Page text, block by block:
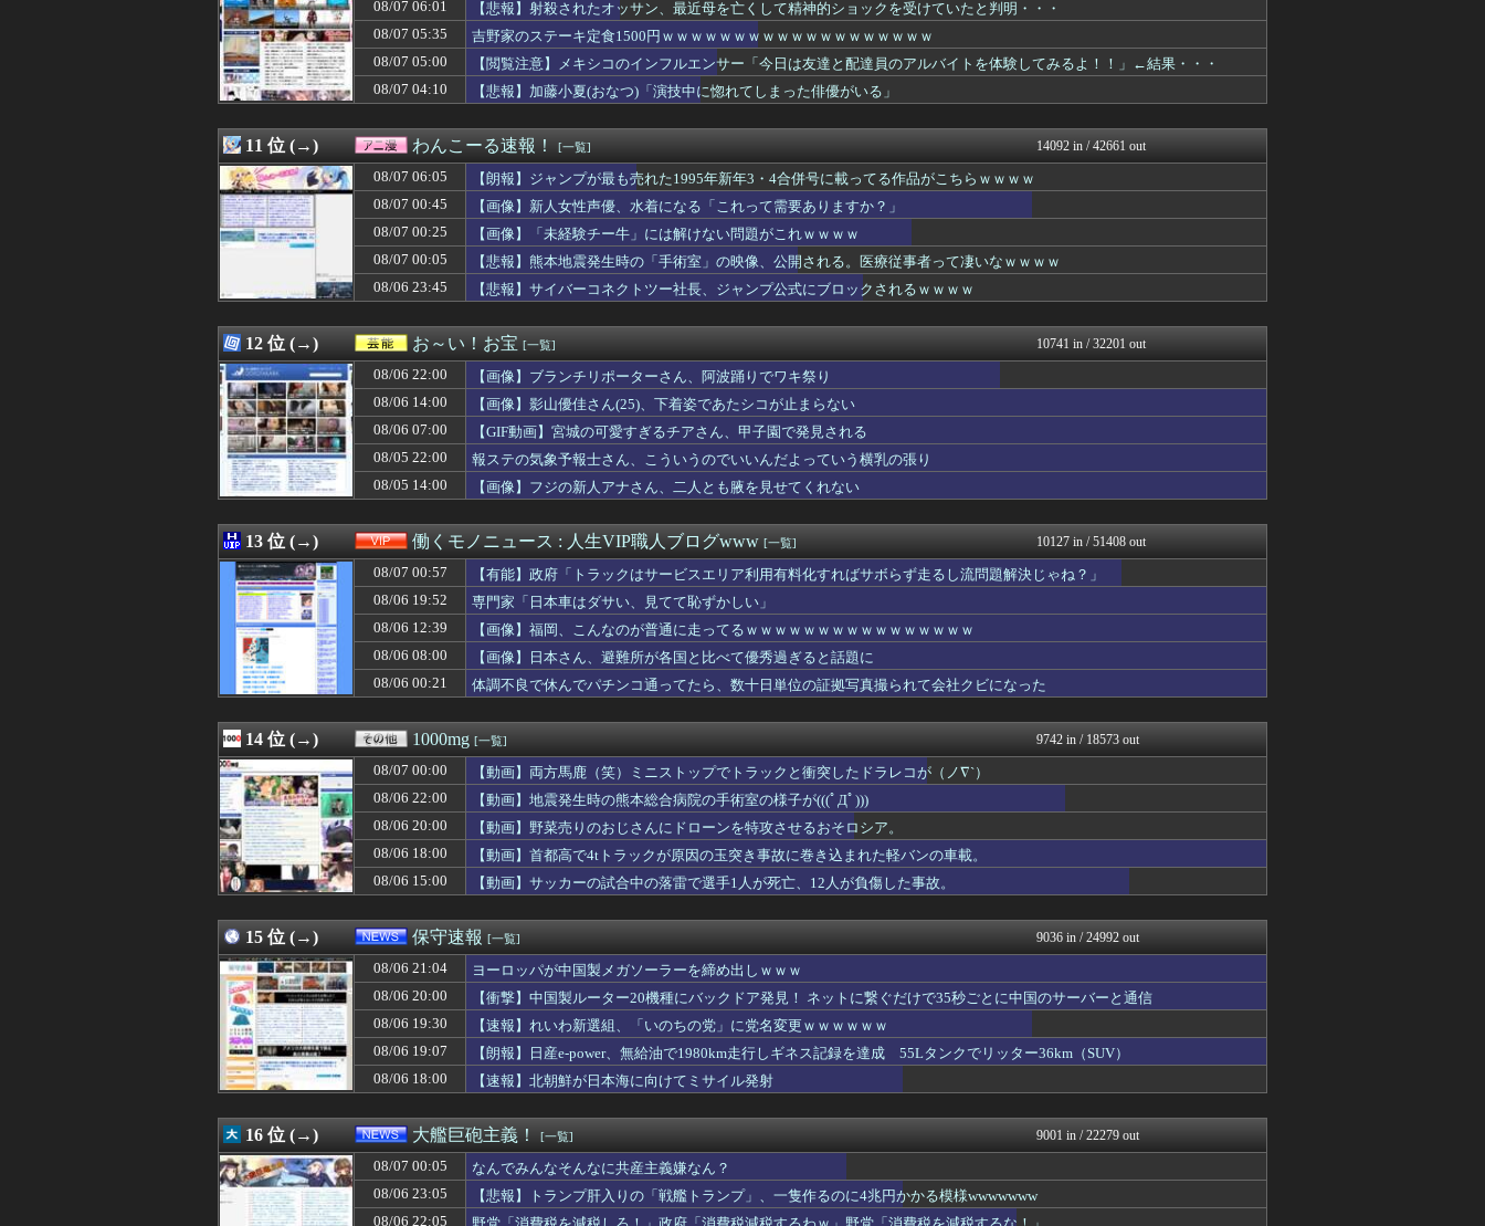
08/07 05:00
【悲報】男性の産後うつ、社会問題にwwwwwwwwwwwwwwwwww
キニ速
08/07 05:00
意識高い系「インドに５年住んだら人生観かわる」←これｗｗｗ
08/07 05:00
【電池】リチウムイオンの移動速度が最大1万倍に？次世代全固体電池の設計指針を変...
常識的に考えた
08/07 05:00
【ラブライブ！】【画像】桜小路きな子ちゃんの尻【Liella!】
コンテンツ・声優 | ラブ...
08/07 05:00
【福岡】3年間で2億6500万円 福岡県議会「海外視察費」公表
みそパンNEWS
08/07 05:00
韓国人「雨の中のカーチェイスの末、捕まえてみたら…泥酔状態の飲酒運転だった」
韓国ニュース反応まとめ
08/07 05:00
【がん原因】1位は感染症16.6%！喫煙・飲酒より多い衝撃の真実
モッコスヌ〜ン
08/07 04:55
「投資不適格になりつつある」ブルームバーグが突き付けた韓国金融市場の崖っぷち ...
国難にあってもの申す！！
08/07 04:50
【困惑】彼氏との結婚が突然白紙に！？理由が高校時代の『アレ』だったｗｗｗｗ
08/07 04:50
【公開処刑】姉、規格外の恵体を晒してしまうｗｗｗｗ 【Pickup060720...
アルファルファモザイク＠ネ...
08/07 04:45
「Linuxで十分じゃね…？」世界が気付き始める Linuxの市場シェアが初め...
「Linuxで十分じゃね…？」世界が気付き始める Linuxの市場シェアが初め...
VIPワイドガイド
20年振りに10円ガム食べた結果ｗｗｗｗｗｗｗｗｗｗｗｗｗｗｗｗ
08/07 04:41
タブレットのバッテリーが膨らんで画面が剥がれてきたんやが
理想ちゃんねる
08/07 04:39
「マスコミの立ち位置の勘違いっぷりがすごい」と報ステ大越キャスターの台詞に視聴...
U-1 NEWS.
08/07 04:39
【画像】二瓶有加さんお胸が過ぎるｗｗｗｗｗｗｗ
うしみつ-5chまとめ-
08/07 04:33
妻「今日そうめんでいい？」 夫「いいよー」 妻「"で"いい……？」ﾋﾟｸｯ
08/07 04:30
◆悲報◆韓国警察、大韓サッカー協会を家宅捜索 代表監督選考巡り
08/07 04:30
【悲痛】体デカいのに全然動かない嫁…おれの我慢が限界に達した理由ｗｗｗｗ
気団まとめ-噫無情-｜嫁・...
08/07 04:25
【悲報】ソープでイッた後に嬢の耳元で「好き」って囁く瞬間ｗｗｗｗｗｗｗｗwww...
バズッター速報
08/07 04:22
女とサシ飲み行ってワイが全額払ったら「今度は私が払うから！」って
08/07 04:19
青春時代を思い出すコスメ
08/07 04:19
【画像】松本人志さん、大勢の若いファンに囲まれてご満悦wwwwwwwwwwww...
芸能人の気になる噂
08/07 04:19
カープ、最下位転落も3位が射程圏内。新井監督「特別な日の試合だったので負けて悔...
芸能人の気になる噂
08/07 04:18
綾瀬はるかの丸出し上半身ヤバすぎだってwwwwwww
芸能人の気になる噂
08/07 04:15
ぼく「妹がぼくの子供を妊娠したんだ…」父「！？実は俺と母さんも兄妹なんだ」ぼく...
まとめCUP
08/07 04:12
【悲報】立川志らく、ガチでブチギレてしまう！！！！！！
08/07 04:10
パリ・サンジェルマンが狙うGK鈴木彩艶。3300万ユーロ（約59億7000万円...
Samurai GOAL
08/07 04:10
【画像】NHKに出た仙台育英の野球部JKマネージャー、ガチで可愛いぞ
まとめ芸能＠美女画像まとめ...
08/07 04:10
【悲報】加藤小夏(おなつ)「演技中に惚れてしまった俳優がいる」
08/07 04:10
【悲報】妻の浮気、うつ病になった俺と子供に迫る危機…その理由がコレｗｗｗ
気団まとめ-噫無情-｜嫁・...
08/07 04:09
【福岡】西鉄、天神駅と薬院駅の駅構内で不審な音声（下ネタ）が流れる 第三者が不...
コノユビニュース｜みんなの...
08/07 04:05
【画像】オタク「実際にプレイしたらわかるけどライザは友達って感じで性的な目では...
げぇ速
08/07 04:05
【画像】ボスJK、撮られるｗｗｗｗｗｗｗｗｗｗ
不思議.net - 5ch...
08/07 04:05
ケガが多かったプロ野球選手※多村仁志禁止
ツバメ速報＠ヤクルトスワロ...
08/07 04:05
【衝撃】きゃりーぱみゅぱみゅ 本名をさらりと告白
08/07 04:05
取り放題でてんこ盛りにしてるのはまあ見かけるが持ち帰りはなしでしょう、、、
08/07 04:05
フラれるじゃなく、フる側の曲
がーるずレポート - ガー...
08/07 04:05
【画像】エチビデ女優さん、番組の企画でハッスルしすぎてしまうｗｗｗｗｗｗ
女子アナお宝画像速報－5c...
08/07 04:03
【画像】森香澄さんのJK姿😍ｗｗ😍ｗ😍ｗｗｗ😍ｗｗｗｗｗｗ
08/07 04:03
【画像】元・小倉優香さん、水着グラビア復帰してシコらせにくるｗ
08/07 04:03
【悲報】サイバーコネクトツーの松山氏、JUMP公式にブロックされるｗｗｗｗｗｗ...
watch＠２ちゃんねる
08/07 04:02
三大傑作ゼルダライク「The Binding of Isaac」「ダークソウル... mutyunのゲーム+αブ...
08/07 06:01
【悲報】射殺されたオッサン、最近母を亡くして精神的ショックを受けていたと判明・・・
08/07 05:35
吉野家のステーキ定食1500円ｗｗｗｗｗｗｗｗｗｗｗｗｗｗｗｗｗｗｗ
08/07 05:00
【閲覧注意】メキシコのインフルエンサー「今日は友達と配達員のアルバイトを体験してみるよ！！」←結果・・・
08/07 04:10
【悲報】加藤小夏(おなつ)「演技中に惚れてしまった俳優がいる」
11 位 (→) わんこーる速報！ [一覧] 14092 in / 42661 out
08/07 06:05
【朗報】ジャンプが最も売れた1995年新年3・4合併号に載ってる作品がこちらｗｗｗｗ
08/07 00:45
【画像】新人女性声優、水着になる「これって需要ありますか？」
08/07 00:25
【画像】「未経験チー牛」には解けない問題がこれｗｗｗｗ
08/07 00:05
【悲報】熊本地震発生時の「手術室」の映像、公開される。医療従事者って凄いなｗｗｗｗ
08/06 23:45
【悲報】サイバーコネクトツー社長、ジャンプ公式にブロックされるｗｗｗｗ
12 位 (→) お～い！お宝 [一覧] 10741 in / 32201 out
08/06 22:00
【画像】ブランチリポーターさん、阿波踊りでワキ祭り
08/06 14:00
【画像】影山優佳さん(25)、下着姿であたシコが止まらない
08/06 07:00
【GIF動画】宮城の可愛すぎるチアさん、甲子園で発見される
08/05 22:00
報ステの気象予報士さん、こういうのでいいんだよっていう横乳の張り
08/05 14:00
【画像】フジの新人アナさん、二人とも腋を見せてくれない
13 位 (→) 働くモノニュース : 人生VIP職人ブログwww [一覧] 10127 in / 51408 out
08/07 00:57
【有能】政府「トラックはサービスエリア利用有料化すればサボらず走るし流問題解決じゃね？」
08/06 19:52
専門家「日本車はダサい、見てて恥ずかしい」
08/06 12:39
【画像】福岡、こんなのが普通に走ってるｗｗｗｗｗｗｗｗｗｗｗｗｗｗｗｗ
08/06 08:00
【画像】日本さん、避難所が各国と比べて優秀過ぎると話題に
08/06 00:21
体調不良で休んでパチンコ通ってたら、数十日単位の証拠写真撮られて会社クビになった
14 位 (→) 1000mg [一覧] 9742 in / 18573 out
08/07 00:00
【動画】両方馬鹿（笑）ミニストップでトラックと衝突したドラレコが（ノ∇`）
08/06 22:00
【動画】地震発生時の熊本総合病院の手術室の様子が(((ﾟДﾟ)))
08/06 20:00
【動画】野菜売りのおじさんにドローンを特攻させるおそロシア。
08/06 18:00
【動画】首都高で4tトラックが原因の玉突き事故に巻き込まれた軽バンの車載。
08/06 15:00
【動画】サッカーの試合中の落雷で選手1人が死亡、12人が負傷した事故。
15 位 (→) 保守速報 [一覧] 9036 in / 24992 out
08/06 21:04
ヨーロッパが中国製メガソーラーを締め出しｗｗｗ
08/06 20:00
【衝撃】中国製ルーター20機種にバックドア発見！ ネットに繋ぐだけで35秒ごとに中国のサーバーと通信
08/06 19:30
【速報】れいわ新選組、「いのちの党」に党名変更ｗｗｗｗｗｗ
08/06 19:07
【朗報】日産e-power、無給油で1980km走行しギネス記録を達成 55Lタンクでリッター36km（SUV）
08/06 18:00
【速報】北朝鮮が日本海に向けてミサイル発射
16 位 (→) 大艦巨砲主義！ [一覧] 9001 in / 22279 out
08/07 00:05
なんでみんなそんなに共産主義嫌なん？
08/06 23:05
【悲報】トランプ肝入りの「戦艦トランプ」、一隻作るのに4兆円かかる模様wwwwwww
08/06 22:05